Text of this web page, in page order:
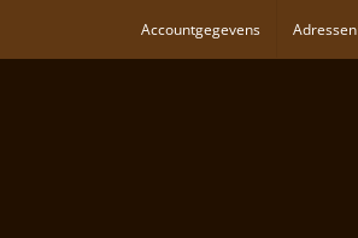
Accountgegevens Adressen